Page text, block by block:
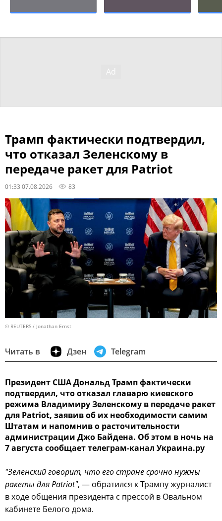
Трамп фактически подтвердил,
что отказал Зеленскому в
передаче ракет для Patriot
01:33 07.08.2026 83
© REUTERS / Jonathan Ernst
Читать в Дзен Telegram
Президент США Дональд Трамп фактически
подтвердил, что отказал главарю киевского
режима Владимиру Зеленскому в передаче ракет
для Patriot, заявив об их необходимости самим
Штатам и напомнив о расточительности
администрации Джо Байдена. Об этом в ночь на
7 августа сообщает телеграм-канал Украина.ру
"Зеленский говорит, что его стране срочно нужны
ракеты для Patriot", — обратился к Трампу журналист
в ходе общения президента с прессой в Овальном
кабинете Белого дома.